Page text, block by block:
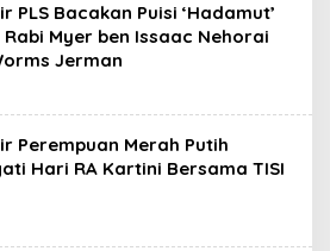
PLS Bacakan Puisi ‘Hadamut’
Myer ben Issaac Nehorai
Jerman
Perempuan Merah Putih
Hari RA Kartini Bersama TISI